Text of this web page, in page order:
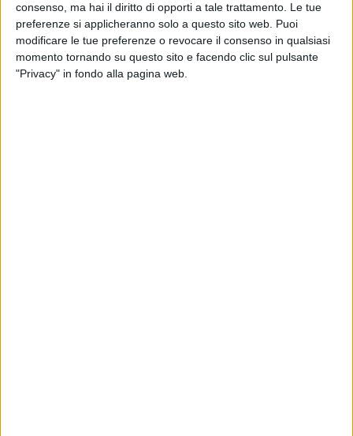
consenso, ma hai il diritto di opporti a tale trattamento. Le tue
preferenze si applicheranno solo a questo sito web. Puoi
modificare le tue preferenze o revocare il consenso in qualsiasi
momento tornando su questo sito e facendo clic sul pulsante
"Privacy" in fondo alla pagina web.
30 milioni di clic suYouTube.